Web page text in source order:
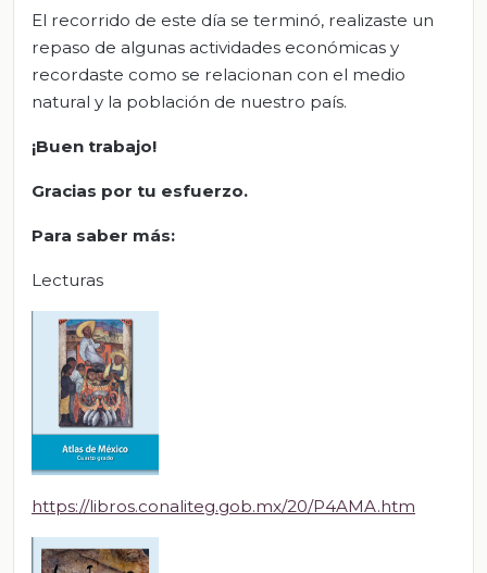
El recorrido de este día se terminó, realizaste un
repaso de algunas actividades económicas y
recordaste como se relacionan con el medio
natural y la población de nuestro país.
¡Buen trabajo!
Gracias por tu esfuerzo.
Para saber más:
Lecturas
https://libros.conaliteg.gob.mx/20/P4AMA.htm